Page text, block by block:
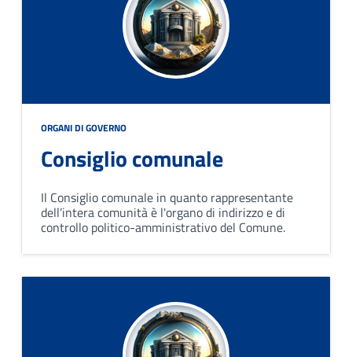
ORGANI DI GOVERNO
Consiglio comunale
Il Consiglio comunale in quanto rappresentante
dell’intera comunità è l'organo di indirizzo e di
controllo politico-amministrativo del Comune.